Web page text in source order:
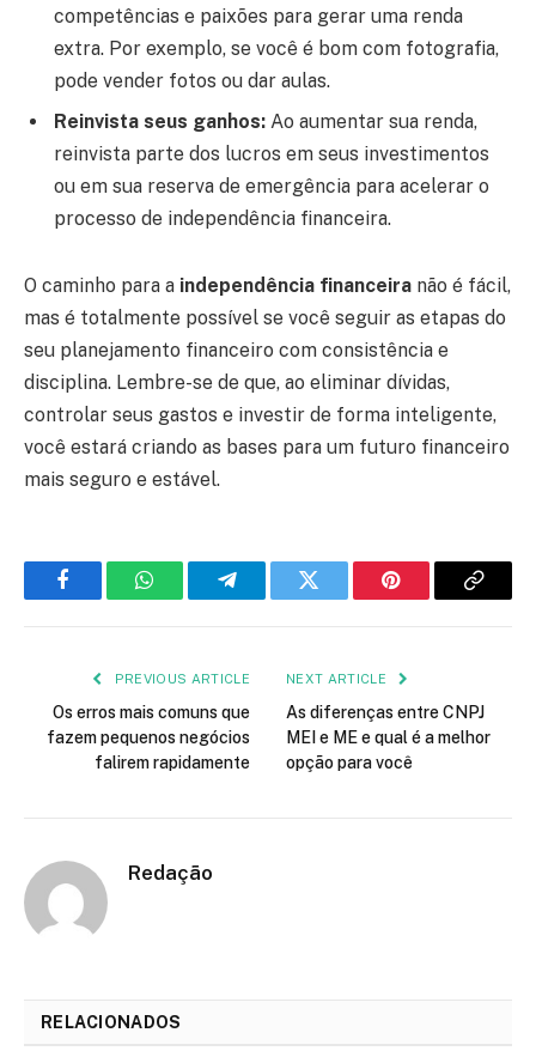
competências e paixões para gerar uma renda
extra. Por exemplo, se você é bom com fotografia,
pode vender fotos ou dar aulas.
Reinvista seus ganhos: Ao aumentar sua renda,
reinvista parte dos lucros em seus investimentos
ou em sua reserva de emergência para acelerar o
processo de independência financeira.
O caminho para a independência financeira não é fácil,
mas é totalmente possível se você seguir as etapas do
seu planejamento financeiro com consistência e
disciplina. Lembre-se de que, ao eliminar dívidas,
controlar seus gastos e investir de forma inteligente,
você estará criando as bases para um futuro financeiro
mais seguro e estável.
FacebookWhatsAppTelegramTwitter Pinterest Copy
PREVIOUS ARTICLE
Os erros mais comuns que
fazem pequenos negócios
falirem rapidamente
NEXT ARTICLE
As diferenças entre CNPJ
MEI e ME e qual é a melhor
opção para você
Redação
RELACIONADOS